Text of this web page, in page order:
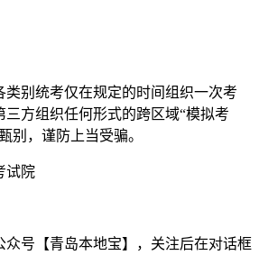
别统考仅在规定的时间组织一次考
方组织任何形式的跨区域“模拟考
别，谨防上当受骗。
院
众号【青岛本地宝】，关注后在对话框